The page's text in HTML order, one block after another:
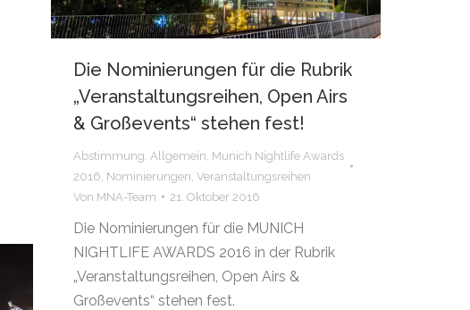
Die Nominierungen für die Rubrik
„Veranstaltungsreihen, Open Airs
& Großevents“ stehen fest!
Abstimmung Allgemein Munich Nightlife Awards
2016 Nominierungen Veranstaltungsreihen
Von MNA-Team 21. Oktober 2016
Die Nominierungen für die MUNICH
NIGHTLIFE AWARDS 2016 in der Rubrik
„Veranstaltungsreihen, Open Airs &
Großevents“ stehen fest.